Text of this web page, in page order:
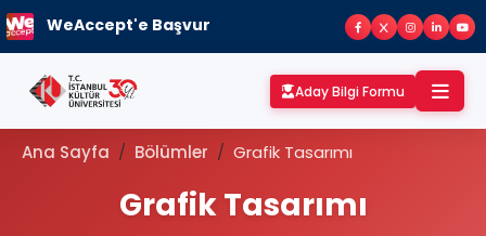
WeAccept'e Başvur
Aday Bilgi Formu
Ana Sayfa Bölümler Grafik Tasarımı
Grafik Tasarımı